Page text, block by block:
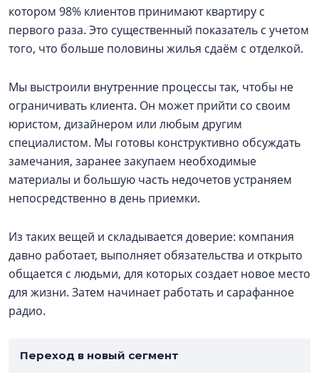
котором 98% клиентов принимают квартиру с
первого раза. Это существенный показатель с учетом
того, что больше половины жилья сдаём с отделкой.
Мы выстроили внутренние процессы так, чтобы не
ограничивать клиента. Он может прийти со своим
юристом, дизайнером или любым другим
специалистом. Мы готовы конструктивно обсуждать
замечания, заранее закупаем необходимые
материалы и большую часть недочетов устраняем
непосредственно в день приемки.
Из таких вещей и складывается доверие: компания
давно работает, выполняет обязательства и открыто
общается с людьми, для которых создает новое место
для жизни. Затем начинает работать и сарафанное
радио.
Переход в новый сегмент